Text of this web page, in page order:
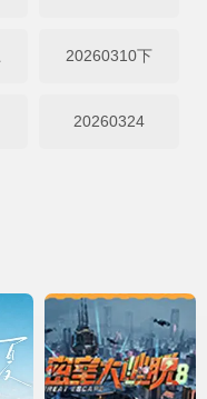
20260310下
20260324